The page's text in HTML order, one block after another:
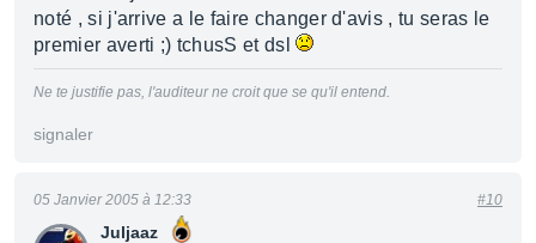
noté , si j'arrive a le faire changer d'avis , tu seras le
premier averti ;) tchusS et dsl
Ne te justifie pas, l'auditeur ne croit que se qu'il entend.
signaler
Juljaaz
05 Janvier 2005 à 12:33 #10